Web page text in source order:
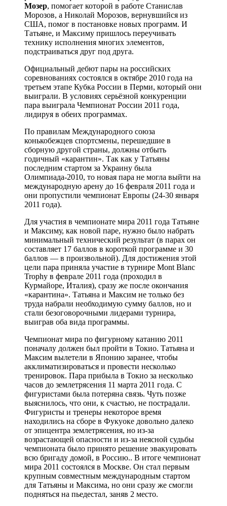
Мозер, помогает которой в работе Станислав
Морозов, а Николай Морозов, вернувшийся из
США, помог в постановке новых программ. И
Татьяне, и Максиму пришлось переучивать
технику исполнения многих элементов,
подстраиваться друг под друга.
Официальный дебют пары на российских
соревнованиях состоялся в октябре 2010 года на
третьем этапе Кубка России в Перми, который они
выиграли. В условиях серьёзной конкуренции
пара выиграла Чемпионат России 2011 года,
лидируя в обеих программах.
По правилам Международного союза
конькобежцев спортсмены, перешедшие в
сборную другой страны, должны отбыть
годичный «карантин». Так как у Татьяны
последним стартом за Украину была
Олимпиада-2010, то новая пара не могла выйти на
международную арену до 16 февраля 2011 года и
они пропустили чемпионат Европы (24-30 января
2011 года).
Для участия в чемпионате мира 2011 года Татьяне
и Максиму, как новой паре, нужно было набрать
минимальный технический результат (в парах он
составляет 17 баллов в короткой программе и 30
баллов — в произвольной). Для достижения этой
цели пара приняла участие в турнире Mont Blanc
Trophy в феврале 2011 года (проходил в
Курмайоре, Италия), сразу же после окончания
«карантина». Татьяна и Максим не только без
труда набрали необходимую сумму баллов, но и
стали безоговорочными лидерами турнира,
выиграв оба вида программы.
Чемпионат мира по фигурному катанию 2011
поначалу должен был пройти в Токио. Татьяна и
Максим вылетели в Японию заранее, чтобы
акклиматизироваться и провести несколько
тренировок. Пара прибыла в Токио за несколько
часов до землетрясения 11 марта 2011 года. С
фигуристами была потеряна связь. Чуть позже
выяснилось, что они, к счастью, не пострадали.
Фигуристы и тренеры некоторое время
находились на сборе в Фукуоке довольно далеко
от эпицентра землетрясения, но из-за
возрастающей опасности и из-за неясной судьбы
чемпионата было принято решение эвакуировать
всю бригаду домой, в Россию.. В итоге чемпионат
мира 2011 состоялся в Москве. Он стал первым
крупным совместным международным стартом
для Татьяны и Максима, но они сразу же смогли
подняться на пьедестал, заняв 2 место.